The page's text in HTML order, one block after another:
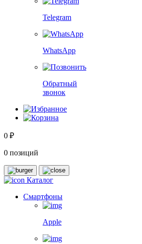
Telegram
WhatsApp
Обратный
звонок
0 ₽
0 позиций
Каталог
Смартфоны
Apple